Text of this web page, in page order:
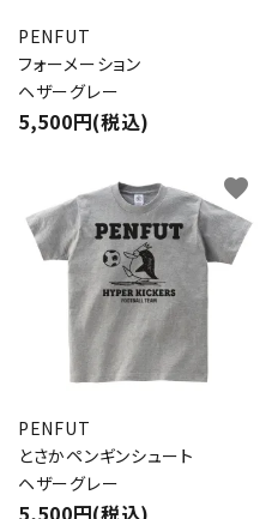
PENFUT
フォーメーション
ヘザーグレー
5,500円(税込)
PENFUT
とさかペンギンシュート
ヘザーグレー
5,500円(税込)
favorite